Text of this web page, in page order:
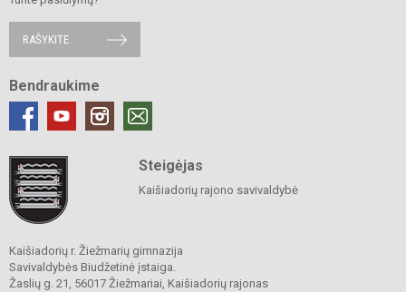
RAŠYKITE
Bendraukime
Steigėjas
Kaišiadorių rajono savivaldybė
Kaišiadorių r. Žiežmarių gimnazija
Savivaldybės Biudžetinė įstaiga.
Žaslių g. 21, 56017 Žiežmariai, Kaišiadorių rajonas